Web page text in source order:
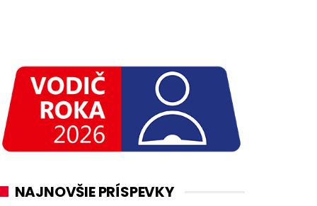
NAJNOVŠIE PRÍSPEVKY